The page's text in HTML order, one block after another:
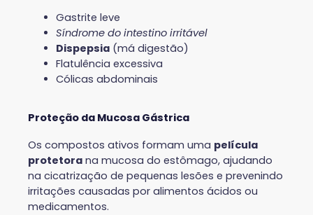
Gastrite leve
Síndrome do intestino irritável
Dispepsia (má digestão)
Flatulência excessiva
Cólicas abdominais
Proteção da Mucosa Gástrica
Os compostos ativos formam uma película
protetora na mucosa do estômago, ajudando
na cicatrização de pequenas lesões e prevenindo
irritações causadas por alimentos ácidos ou
medicamentos.